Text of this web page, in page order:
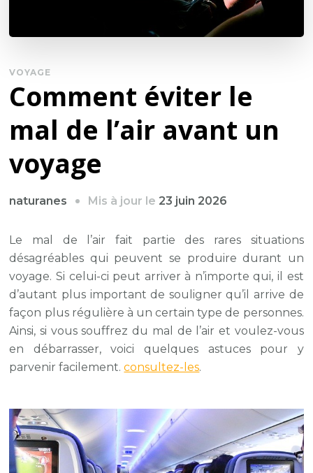
VOYAGE
Comment éviter le
mal de l’air avant un
voyage
naturanes Mis à jour le23 juin 2026
Le mal de l’air fait partie des rares situations
désagréables qui peuvent se produire durant un
voyage. Si celui-ci peut arriver à n’importe qui, il est
d’autant plus important de souligner qu’il arrive de
façon plus régulière à un certain type de personnes.
Ainsi, si vous souffrez du mal de l’air et voulez-vous
en débarrasser, voici quelques astuces pour y
parvenir facilement.consultez-les.